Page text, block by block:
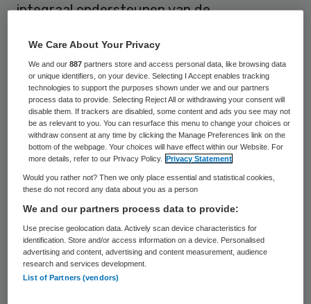
integraal ondersteunen van de
Lifecare, het innovatieve laboratorium
informatiesysteem van Deutsche Telekom
Healthcare.
Het Prinses Máxima Centrum en Deutsche
Telekom Healthcare hebben naar eigen
disruptieve software innovatie”. Deze is
gericht op researchdoeleinden, specifiek op
data-integratie en data-analyse gestuurd
vanuit het Laboratorium
Informatiesysteem. Deutsche Telekom
We Care About Your Privacy
We and our887 partners store and access personal data, like browsing data
or unique identifiers, on your device. Selecting I Accept enables tracking
technologies to support the purposes shown under we and our partners
process data to provide. Selecting Reject All or withdrawing your consent will
disable them. If trackers are disabled, some content and ads you see may not
be as relevant to you. You can resurface this menu to change your choices or
withdraw consent at any time by clicking the Manage Preferences link on the
bottom of the webpage. Your choices will have effect within our Website. For
more details, refer to our Privacy Policy.
Privacy Statement
Would you rather not? Then we only place essential and statistical cookies,
these do not record any data about you as a person
We and our partners process data to provide:
Use precise geolocation data. Actively scan device characteristics for
identification. Store and/or access information on a device. Personalised
advertising and content, advertising and content measurement, audience
research and services development.
List of Partners (vendors)